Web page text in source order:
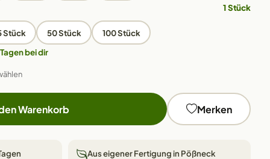
1 Stück
Stück 50 Stück
100 Stück
bei dir
Warenkorb Merken
Aus eigener Fertigung in Pößneck